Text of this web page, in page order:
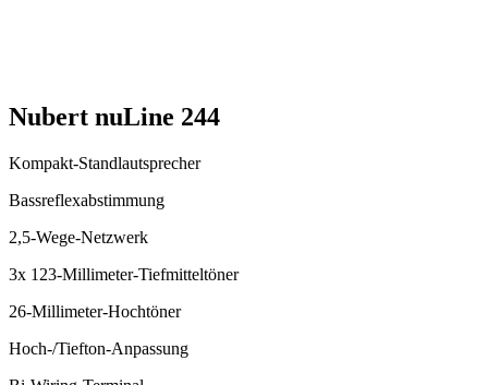
Nubert nuLine 244
Kompakt-Standlautsprecher
Bassreflexabstimmung
2,5-Wege-Netzwerk
3x 123-Millimeter-Tiefmitteltöner
26-Millimeter-Hochtöner
Hoch-/Tiefton-Anpassung